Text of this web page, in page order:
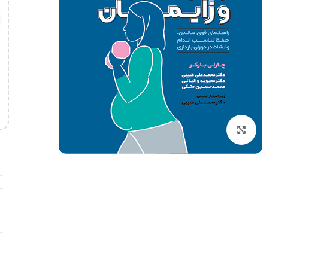
آمار سنجش و اندازه گیری
آناتومی و فیزیولوژِی انسان
برای بزرگنمایی کلیک کنید